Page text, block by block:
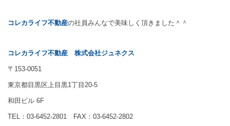
コレカライフ不動産の社員みんなで美味しく頂きました＾＾
コレカライフ不動産 株式会社ジュネクス
〒153-0051
東京都目黒区上目黒1丁目20-5
和田ビル 6F
TEL：03-6452-2801 FAX：03-6452-2802